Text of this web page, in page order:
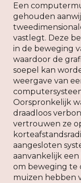
Een
gehouden
vastlegt. Deze
in de beweging
waardoor de
soepel kan
weergave van
Oorspronkelijk
draadloos
vertrouwen ze
aangesloten
aanvankelijk
om beweging te
muizen hebben